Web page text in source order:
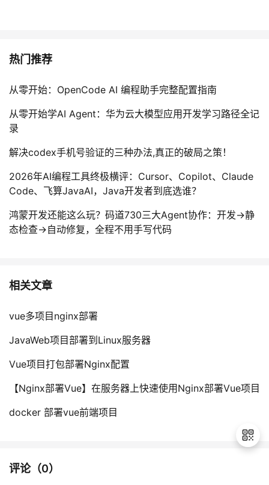
热门推荐
从零开始：OpenCode AI 编程助手完整配置指南
从零开始学AI Agent：华为云大模型应用开发学习路径全记
录
解决codex手机号验证的三种办法,真正的破局之策！
2026年AI编程工具终极横评：Cursor、Copilot、Claude
Code、飞算JavaAI，Java开发者到底选谁？
鸿蒙开发还能这么玩？码道730三大Agent协作：开发→静
态检查→自动修复，全程不用手写代码
相关文章
vue多项目nginx部署
JavaWeb项目部署到Linux服务器
Vue项目打包部署Nginx配置
【Nginx部署Vue】在服务器上快速使用Nginx部署Vue项目
docker 部署vue前端项目
评论（0）